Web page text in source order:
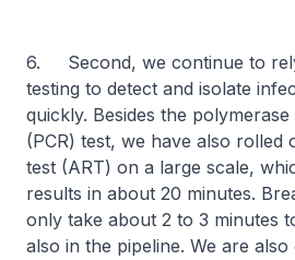
6. Second, we continue to
testing to detect and isolate
quickly. Besides the
(PCR) test, we have also rolled
test (ART) on a large scale,
results in about 20 minutes.
only take about 2 to 3 minutes
also in the pipeline. We are also